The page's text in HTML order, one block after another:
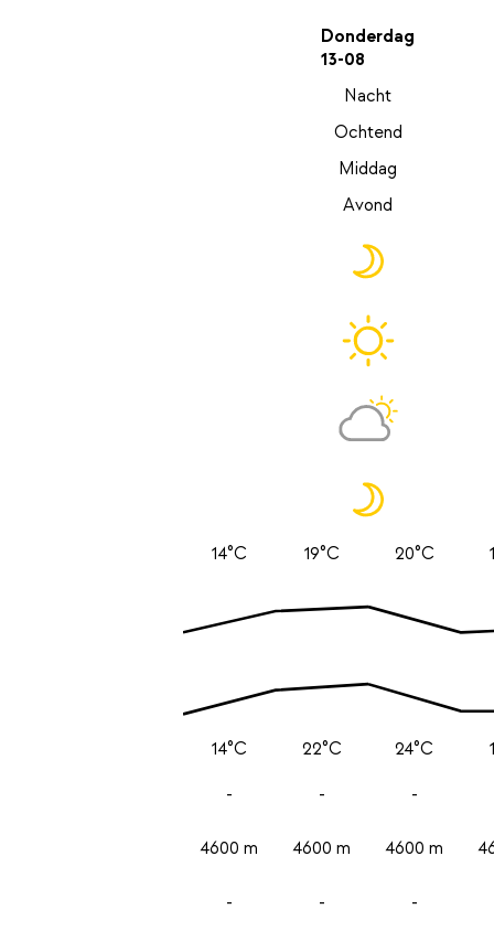
Donderdag
13-08
Nacht
Ochtend
Middag
Avond
14°C
14°C
-
4600 m
-
19°C
22°C
-
4600 m
-
20°C
24°C
-
4600 m
-